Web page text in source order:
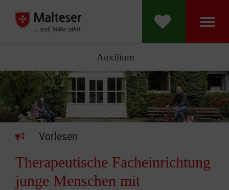
Auxilium
Vorlesen
Therapeutische Facheinrichtung
junge Menschen mit